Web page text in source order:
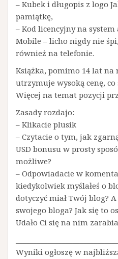
– Kubek i długopis z logo
pamiątkę,
– Kod licencyjny na
Mobile – licho nigdy nie
również na telefonie.
Książka, pomimo 14 lat na
utrzymuje wysoką cenę,
Więcej na temat pozycji
Zasady rozdajo:
– Klikacie plusik
– Czytacie o tym, jak
USD bonusu w prosty
możliwe?
– Odpowiadacie w
kiedykolwiek myślałeś o
dotyczyć miał Twój blog?
swojego bloga? Jak się to
Udało Ci się na nim
Wyniki ogłoszę w